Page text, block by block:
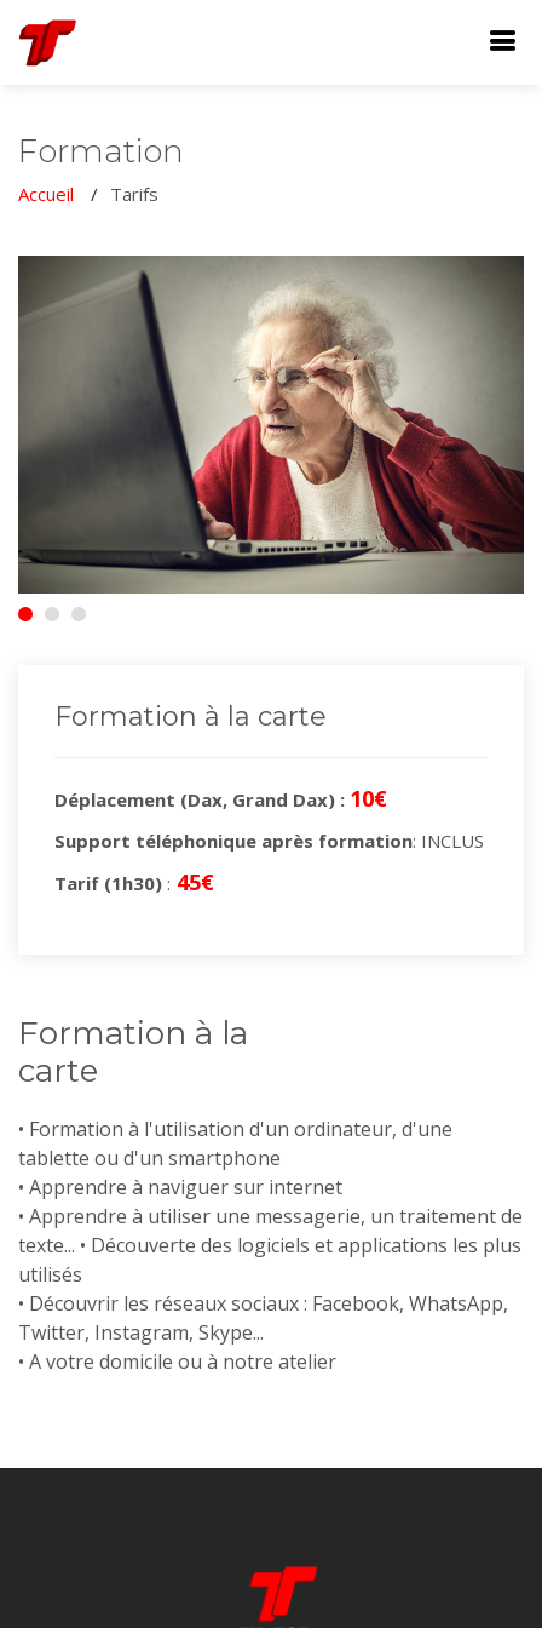
Formation
Accueil Tarifs
Formation à la carte
Déplacement (Dax, Grand Dax) : 10€
Support téléphonique après formation: INCLUS
Tarif (1h30) : 45€
Formation à la
carte
• Formation à l'utilisation d'un ordinateur, d'une
tablette ou d'un smartphone
• Apprendre à naviguer sur internet
• Apprendre à utiliser une messagerie, un traitement de
texte... • Découverte des logiciels et applications les plus
utilisés
• Découvrir les réseaux sociaux : Facebook, WhatsApp,
Twitter, Instagram, Skype...
• A votre domicile ou à notre atelier